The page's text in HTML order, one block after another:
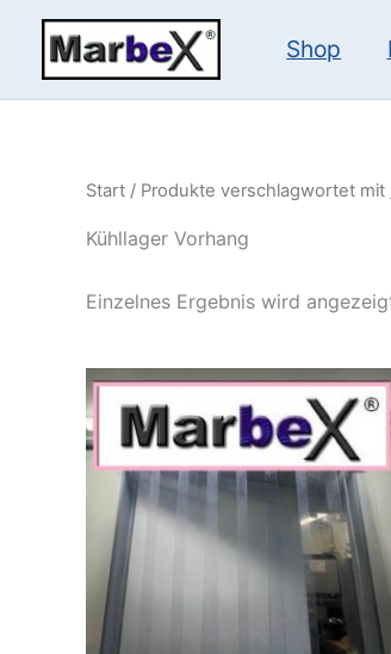
springen
Shop
Start / Produkte verschlagwortet mit
Kühllager Vorhang
Einzelnes Ergebnis wird